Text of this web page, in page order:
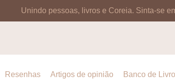
Unindo pessoas, livros e Coreia. Sinta-se
Resenhas Artigos de opinião Banco de